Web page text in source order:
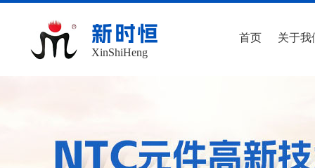
新时恒
XinShiHeng
首页 关于我